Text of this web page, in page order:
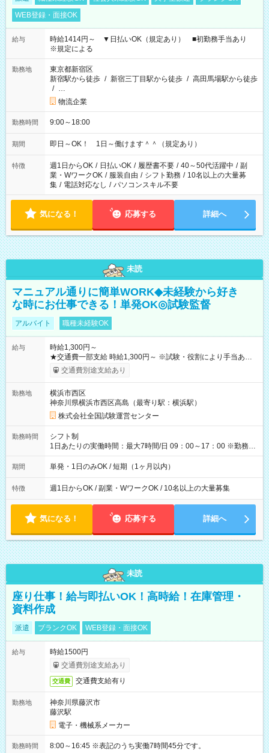
WEB登録・面接OK
給与
時給1414円～ ▼日払いOK（規定あり） ■初勤務手当あり
※規定による
勤務地
東京都新宿区
新宿駅から徒歩 / 新宿三丁目駅から徒歩 / 高田馬場駅から徒歩
/ …
物流企業
勤務時間 9:00～18:00
期間 即日～OK！ 1日～働けます＾＾（規定あり）
特徴 週1日からOK / 日払いOK / 履歴書不要 / 40～50代活躍中 / 副
業・WワークOK / 服装自由 / シフト勤務 / 10名以上の大量募
集 / 電話対応なし / パソコンスキル不要
気になる！ 応募する 詳細へ
未読
マニュアル通りに簡単WORK◆未経験から好き
な時にお仕事できる！単発OK◎試験監督
アルバイト 職種未経験OK
給与
時給1,300円～
★交通費一部支給 時給1,300円～ ※試験・役割により手当あり
※勤務回数により昇給あり 【即給（前払い）オプションあ
り！】 希望される場合、勤務から1週間ほどで給与の一部を受け
例】 ・河合塾模擬試験 8:30～17:30（休憩1時間） 時給1,300円
×8時間＝日収10,400円＋交通費 ※当日の役割により時給＋100
円の場合あり ・国家試験 7:00～13:30（休憩なし） 時給1,300
円（役割手当＋100円）×6時間＝日収8,400円＋交通費 【試用期
間】試用期間なし
交通費別途支給あり
勤務地
横浜市西区
神奈川県横浜市西区高島（最寄り駅：横浜駅）
株式会社全国試験運営センター
勤務時間
シフト制
1日あたりの実働時間：最大7時間/日 09：00～17：00 ※勤務時
間は 試験により異なります。
期間 単発・1日のみOK / 短期（1ヶ月以内）
特徴 週1日からOK / 副業・WワークOK / 10名以上の大量募集
気になる！ 応募する 詳細へ
未読
座り仕事！給与即払いOK！高時給！在庫管理・
資料作成
派遣 ブランクOK WEB登録・面接OK
給与
時給1500円
交通費別途支給あり
交通費 交通費支給有り
勤務地
神奈川県藤沢市
藤沢駅
電子・機械系メーカー
勤務時間 8:00～16:45 ※表記のうち実働7時間45分です。